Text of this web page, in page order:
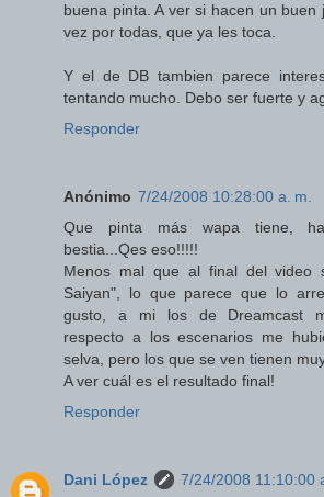
buena pinta. A ver si hacen un
vez por todas, que ya les toca.
Y el de DB tambien parece
tentando mucho. Debo ser fuerte y
Responder
Anónimo 7/24/2008 10:28:00 a. m.
Que pinta más wapa tiene,
bestia...Qes eso!!!!!
Menos mal que al final del video
Saiyan", lo que parece que lo
gusto, a mi los de Dreamcast
respecto a los escenarios me
selva, pero los que se ven tienen
A ver cuál es el resultado final!
Responder
Dani López
7/24/2008 11:10:00